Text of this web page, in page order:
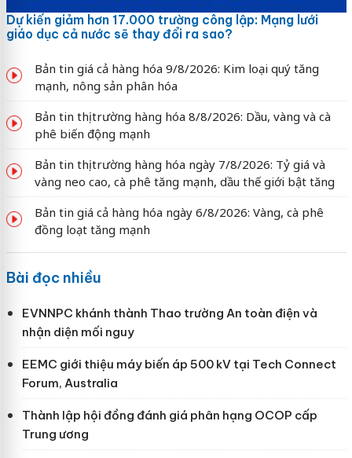
Dự kiến giảm hơn 17.000 trường công lập: Mạng lưới
giáo dục cả nước sẽ thay đổi ra sao?
Bản tin giá cả hàng hóa 9/8/2026: Kim loại quý tăng
mạnh, nông sản phân hóa
Bản tin thị trường hàng hóa 8/8/2026: Dầu, vàng và cà
phê biến động mạnh
Bản tin thị trường hàng hóa ngày 7/8/2026: Tỷ giá và
vàng neo cao, cà phê tăng mạnh, dầu thế giới bật tăng
Bản tin giá cả hàng hóa ngày 6/8/2026: Vàng, cà phê
đồng loạt tăng mạnh
Bài đọc nhiều
EVNNPC khánh thành Thao trường An toàn điện và
nhận diện mối nguy
EEMC giới thiệu máy biến áp 500 kV tại Tech Connect
Forum, Australia
Thành lập hội đồng đánh giá phân hạng OCOP cấp
Trung ương